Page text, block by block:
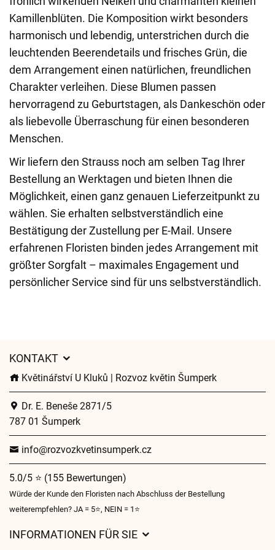
Kamillenblüten. Die Komposition wirkt besonders
harmonisch und lebendig, unterstrichen durch die
leuchtenden Beerendetails und frisches Grün, die
dem Arrangement einen natürlichen, freundlichen
Charakter verleihen. Diese Blumen passen
hervorragend zu Geburtstagen, als Dankeschön oder
als liebevolle Überraschung für einen besonderen
Menschen.
Wir liefern den Strauss noch am selben Tag Ihrer
Bestellung an Werktagen und bieten Ihnen die
Möglichkeit, einen ganz genauen Lieferzeitpunkt zu
wählen. Sie erhalten selbstverständlich eine
Bestätigung der Zustellung per E-Mail. Unsere
erfahrenen Floristen binden jedes Arrangement mit
größter Sorgfalt – maximales Engagement und
persönlicher Service sind für uns selbstverständlich.
KONTAKT
Květinářství U Kluků | Rozvoz květin Šumperk
Dr. E. Beneše 2871/5
787 01 Šumperk
info@rozvozkvetinsumperk.cz
5.0/5 ⭐ (155 Bewertungen)
Würde der Kunde den Floristen nach Abschluss der Bestellung
weiterempfehlen? JA = 5⭐, NEIN = 1⭐
INFORMATIONEN FÜR SIE